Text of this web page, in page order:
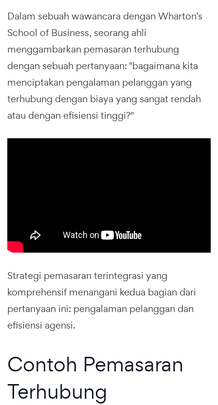
Dalam sebuah wawancara dengan Wharton’s
School of Business, seorang ahli
menggambarkan pemasaran terhubung
dengan sebuah pertanyaan: "bagaimana kita
menciptakan pengalaman pelanggan yang
terhubung dengan biaya yang sangat rendah
atau dengan efisiensi tinggi?"
Strategi pemasaran terintegrasi yang
komprehensif menangani kedua bagian dari
pertanyaan ini: pengalaman pelanggan dan
efisiensi agensi.
Contoh Pemasaran
Terhubung